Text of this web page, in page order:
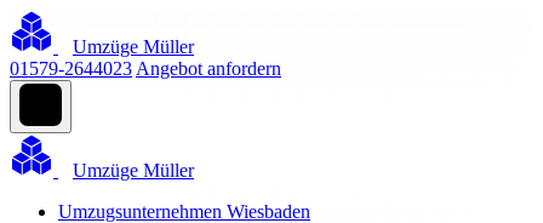
Umzüge Müller
01579-2644023 Angebot anfordern
Umzüge Müller
Umzugsunternehmen Wiesbaden